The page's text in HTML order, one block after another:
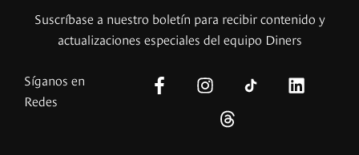
Suscríbase a nuestro boletín para recibir contenido y
actualizaciones especiales del equipo Diners
Síganos en
Redes